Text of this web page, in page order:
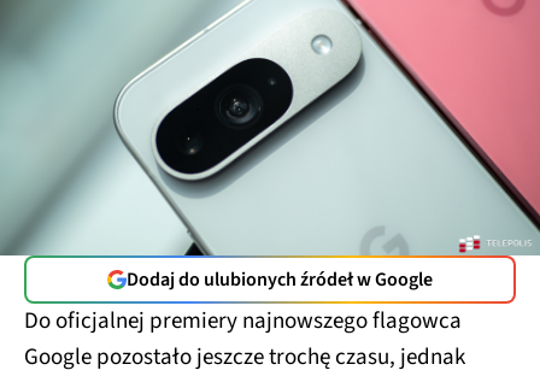
Dodaj do ulubionych źródeł w Google
Do oficjalnej premiery najnowszego flagowca
Google pozostało jeszcze trochę czasu, jednak